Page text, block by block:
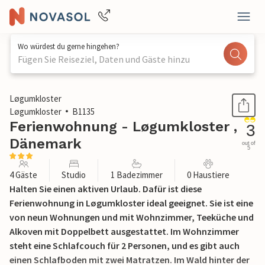
Wo würdest du gerne hingehen?
Fügen Sie Reiseziel, Daten und Gäste hinzu
1 / 15
Løgumkloster
Løgumkloster
B1135
Ferienwohnung - Løgumkloster ,
Dänemark
3
out of
5
4 Gäste Studio 1 Badezimmer 0 Haustiere
Halten Sie einen aktiven Urlaub. Dafür ist diese
Ferienwohnung in Løgumkloster ideal geeignet. Sie ist eine
von neun Wohnungen und mit Wohnzimmer, Teeküche und
Alkoven mit Doppelbett ausgestattet. Im Wohnzimmer
steht eine Schlafcouch für 2 Personen, und es gibt auch
einen Schlafboden mit zwei Matratzen. Im Wald hinter der